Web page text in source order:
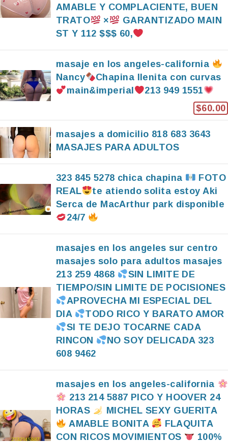
AMABLE Y COMPLACIENTE, BUEN
TRATO
×
GARANTIZADO MAIN
ST Y 112 $$$ 60,
masaje en los angeles-california
Nancy
Chapina llenita con curvas
main&imperial
213 949 1551
$60.00
masajes a domicilio 818 683 3643
MASAJES PARA ADULTOS
323 845 5278 chica chapina
FOTO
REAL
te atiendo solita estoy Aki
Serca de MacArthur park disponible
24/7
masajes en los angeles sur centro
masajes solo para adultos masajes
213 259 4868
SIN LIMITE DE
TIEMPO/SIN LIMITE DE POCISIONES
APROVECHA MI ESPECIAL DEL
DIA
TODO RICO Y BARATO AMOR
SI TE DEJO TOCARNE CADA
RINCON
NO SOY DELICADA 323
608 9462
masajes en los angeles-california
213 214 5887 PICO Y HOOVER 24
HORAS
MICHEL SEXY GUERITA
AMABLE BONITA
FLAQUITA
CON RICOS MOVIMIENTOS
100%